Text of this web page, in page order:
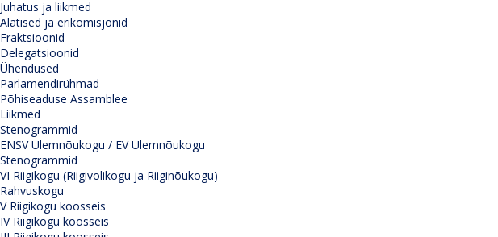
Juhatus ja liikmed
Alatised ja erikomisjonid
Fraktsioonid
Delegatsioonid
Ühendused
Parlamendirühmad
Põhiseaduse Assamblee
Liikmed
Stenogrammid
ENSV Ülemnõukogu / EV Ülemnõukogu
Stenogrammid
VI Riigikogu (Riigivolikogu ja Riiginõukogu)
Rahvuskogu
V Riigikogu koosseis
IV Riigikogu koosseis